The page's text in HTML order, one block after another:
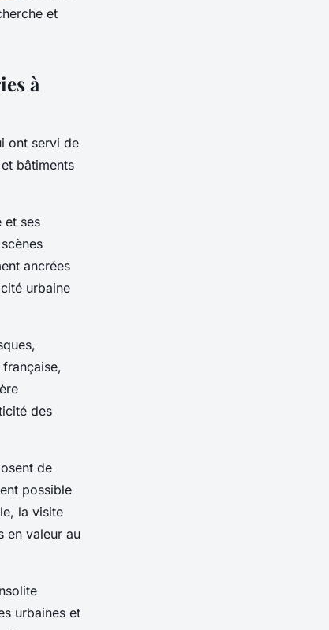
et
à
ont servi de
bâtiments
et ses
ancrées
urbaine
des
de
possible
la visite
en valeur au
urbaines et